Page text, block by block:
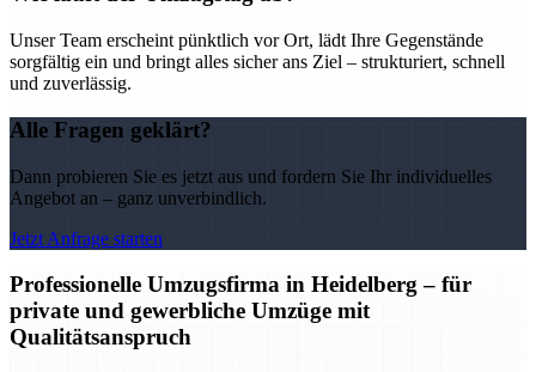
Unser Team erscheint pünktlich vor Ort, lädt Ihre Gegenstände
sorgfältig ein und bringt alles sicher ans Ziel – strukturiert, schnell
und zuverlässig.
Alle Fragen geklärt?
Dann probieren Sie es jetzt aus und fordern Sie Ihr individuelles
Angebot an – ganz unverbindlich.
Jetzt Anfrage starten
Professionelle Umzugsfirma in Heidelberg – für
private und gewerbliche Umzüge mit
Qualitätsanspruch